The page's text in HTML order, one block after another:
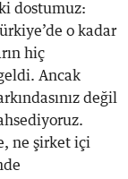
dostumuz:
o kadar
hiç
Ancak
değil
ne şirket içi